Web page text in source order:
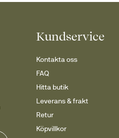
Kundservice
Kontakta oss
FAQ
Hitta butik
Leverans & frakt
Retur
Köpvillkor